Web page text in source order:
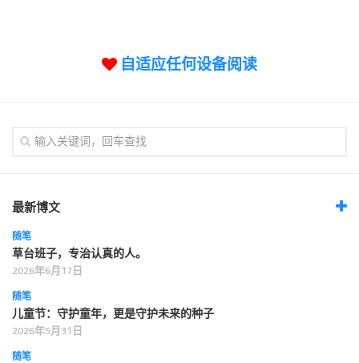
自适应任何设备阅读
最新博文
随笔
草台班子，专治认真的人。
2026年6月17日
随笔
儿童节：守护童年，更是守护未来的种子
2026年5月31日
随笔